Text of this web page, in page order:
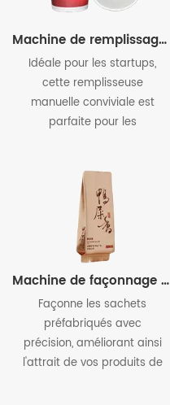
Machine de remplissage manuelle
Idéale pour les startups,
cette remplisseuse
manuelle conviviale est
parfaite pour les
modèles correspondants
sont disponibles pour des
poids d'emballage allant
de 20, 50, 100, 200, 500 et
999 grammes.
Machine de façonnage de sachets de thé préfabriqués
Façonne les sachets
préfabriqués avec
précision, améliorant ainsi
l'attrait de vos produits de